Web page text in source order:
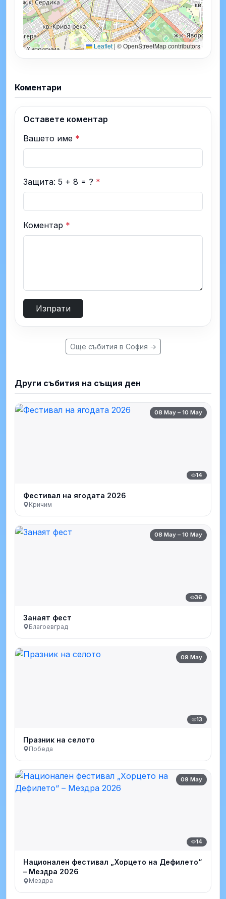
Leaflet|© OpenStreetMap contributors
Коментари
Оставете коментар
Вашето име *
Защита: 5 + 8 = ? *
Коментар *
Изпрати
Още събития в София →
Други събития на същия ден
08 May – 10 May
14
Фестивал на ягодата 2026
Кричим
08 May – 10 May
36
Занаят фест
Благоевград
09 May
13
Празник на селото
Победа
09 May
14
Национален фестивал „Хорцето на Дефилето“
– Мездра 2026
Мездра